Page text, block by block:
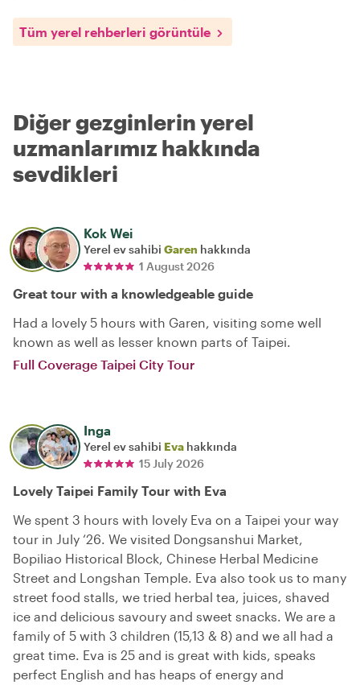
Tüm yerel rehberleri görüntüle
Diğer gezginlerin yerel
uzmanlarımız hakkında
sevdikleri
Kok Wei
Yerel ev sahibi Garen hakkında
1 August 2026
Great tour with a knowledgeable guide
Had a lovely 5 hours with Garen, visiting some well
known as well as lesser known parts of Taipei.
Full Coverage Taipei City Tour
Inga
Yerel ev sahibi Eva hakkında
15 July 2026
Lovely Taipei Family Tour with Eva
We spent 3 hours with lovely Eva on a Taipei your way
tour in July ‘26. We visited Dongsanshui Market,
Bopiliao Historical Block, Chinese Herbal Medicine
Street and Longshan Temple. Eva also took us to many
street food stalls, we tried herbal tea, juices, shaved
ice and delicious savoury and sweet snacks. We are a
family of 5 with 3 children (15,13 & 8) and we all had a
great time. Eva is 25 and is great with kids, speaks
perfect English and has heaps of energy and